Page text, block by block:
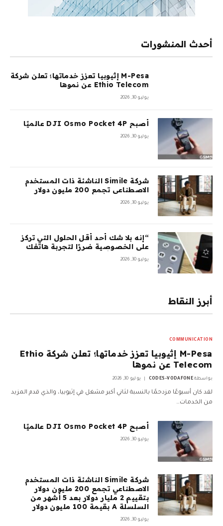
أحدث المنشورات
M-Pesa إثيوبيا تعزز خدماتها؛ تعلن شركة
Ethio Telecom عن نموها
يوليو 30, 2026
أصبح DJI Osmo Pocket 4P عالميًا
يوليو 30, 2026
شركة Simile الناشئة ذات المستخدم
الاصطناعي تجمع 200 مليون دولار
السلسلة A بقيمة 100 مليون دولار
يوليو 30, 2026
“إنه بلا شك أحد أقل الحلول التي تركز
على الخصوصية ضررًا لتجربة هاتفك
المحمول”: أمضيت شهرًا في اختبار
يوليو 30, 2026
أبرز النقاط
COMMUNICATION
M-Pesa إثيوبيا تعزز خدماتها؛ تعلن شركة Ethio
Telecom عن نموها
بواسطة CODES-VODAFONE يوليو 30, 2026
لقد كان أسبوعًا مزدحمًا بالنسبة لثاني أكبر مشغل في إثيوبيا، والذي قدم المزيد
من الخدمات…
أصبح DJI Osmo Pocket 4P عالميًا
يوليو 30, 2026
شركة Simile الناشئة ذات المستخدم
الاصطناعي تجمع 200 مليون دولار
بتقييم 2 مليار دولار بعد 5 أشهر من
السلسلة A بقيمة 100 مليون دولار
يوليو 30, 2026